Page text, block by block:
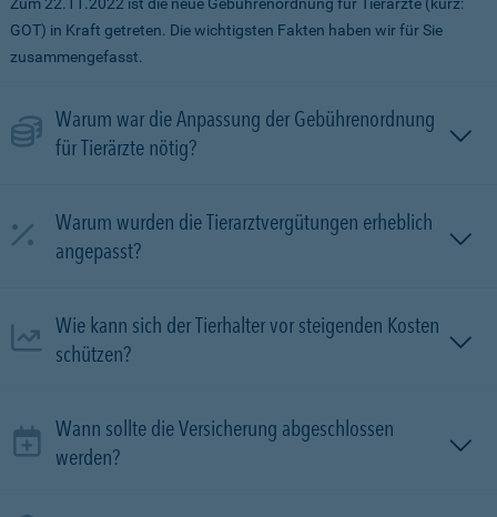
GOT) in Kraft getreten. Die wichtigsten Fakten haben wir für Sie
zusammengefasst.
Warum war die Anpassung der Gebührenordnung
für Tierärzte nötig?
Warum wurden die Tierarztvergütungen erheblich
angepasst?
Wie kann sich der Tierhalter vor steigenden Kosten
schützen?
Wann sollte die Versicherung abgeschlossen
werden?